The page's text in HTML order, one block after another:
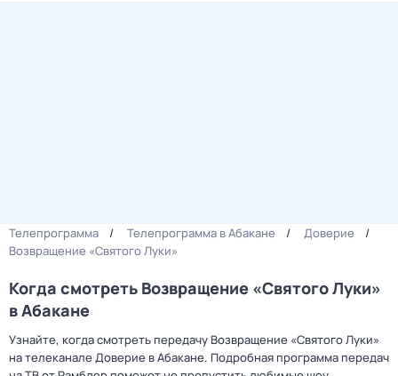
Телепрограмма Телепрограмма в Абакане
Доверие
Возвращение «Святого Луки»
Когда смотреть Возвращение «Святого Луки»
в Абакане
Узнайте, когда смотреть передачу Возвращение «Святого Луки»
на телеканале Доверие в Абакане. Подробная программа передач